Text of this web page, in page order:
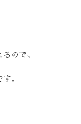
ので、
。